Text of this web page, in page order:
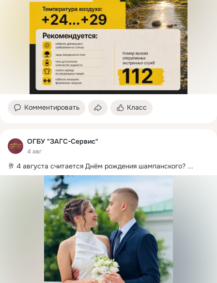
Комментировать Класс
ОГБУ "ЗАГС-Сервис"
4 авг
🥂 4 августа считается Днём рождения шампанского? ...